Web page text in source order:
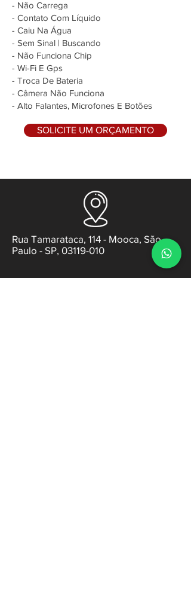
- Não Carrega
- Contato Com Líquido
- Caiu Na Água
- Sem Sinal | Buscando
- Não Funciona Chip
- Wi-Fi E Gps
- Troca De Bateria
- Câmera Não Funciona
- Alto Falantes, Microfones E Botões
SOLICITE UM ORÇAMENTO
Rua Tamarataca, 114 - Mooca, São
Paulo - SP, 03119-010